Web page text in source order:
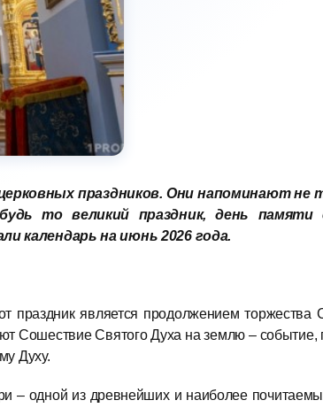
праздников. Они напоминают
то великий праздник, день памяти
календарь на июнь 2026 года.
праздник является продолжением
Сошествие Святого Духа на землю –
Духу.
– одной из древнейших и наиболее